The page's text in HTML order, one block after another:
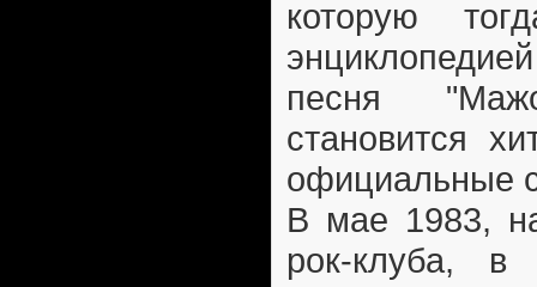
которую
песня
становится
официальные
В мае 1983,
рок-клуба, в